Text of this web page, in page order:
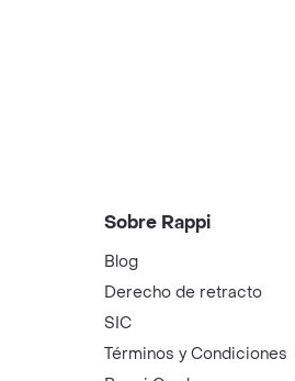
Sobre Rappi
Blog
Derecho de retracto
SIC
Términos y Condiciones